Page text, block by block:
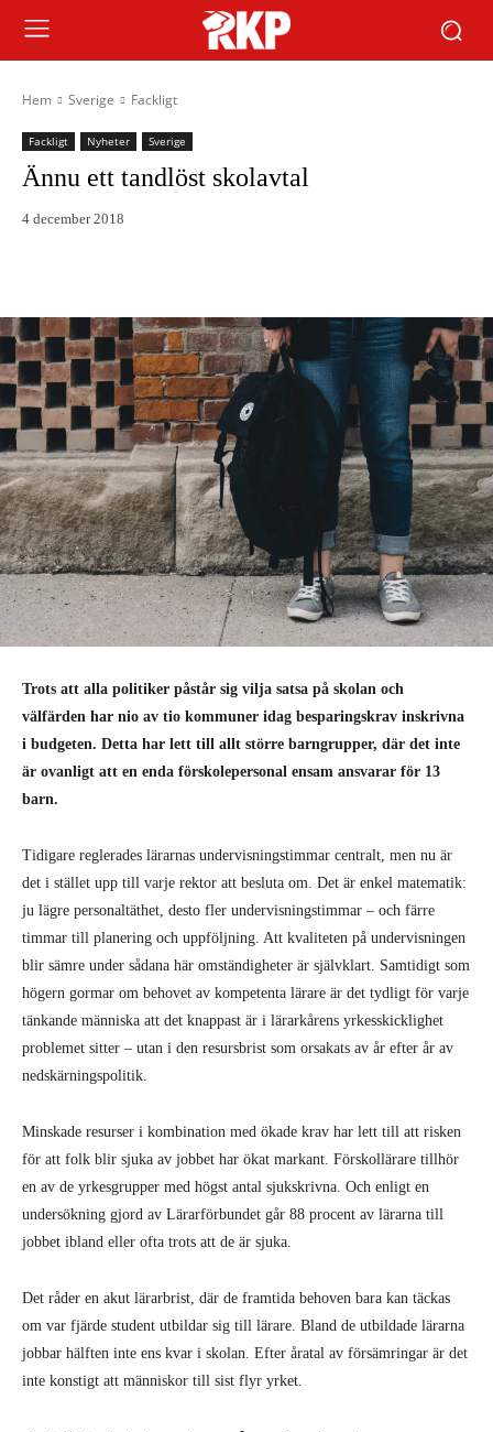
Hem Sverige Fackligt
Fackligt Nyheter Sverige
Ännu ett tandlöst skolavtal
4 december 2018
Trots att alla politiker påstår sig vilja satsa på skolan och
välfärden har nio av tio kommuner idag besparingskrav inskrivna
i budgeten. Detta har lett till allt större barngrupper, där det inte
är ovanligt att en enda förskolepersonal ensam ansvarar för 13
barn.
Tidigare reglerades lärarnas undervisningstimmar centralt, men nu är
det i stället upp till varje rektor att besluta om. Det är enkel matematik:
ju lägre personaltäthet, desto fler undervisningstimmar – och färre
timmar till planering och uppföljning. Att kvaliteten på undervisningen
blir sämre under sådana här omständigheter är självklart. Samtidigt som
högern gormar om behovet av kompetenta lärare är det tydligt för varje
tänkande människa att det knappast är i lärarkårens yrkesskicklighet
problemet sitter – utan i den resursbrist som orsakats av år efter år av
nedskärningspolitik.
Minskade resurser i kombination med ökade krav har lett till att risken
för att folk blir sjuka av jobbet har ökat markant. Förskollärare tillhör
en av de yrkesgrupper med högst antal sjukskrivna. Och enligt en
undersökning gjord av Lärarförbundet går 88 procent av lärarna till
jobbet ibland eller ofta trots att de är sjuka.
Det råder en akut lärarbrist, där de framtida behoven bara kan täckas
om var fjärde student utbildar sig till lärare. Bland de utbildade lärarna
jobbar hälften inte ens kvar i skolan. Efter åratal av försämringar är det
inte konstigt att människor till sist flyr yrket.